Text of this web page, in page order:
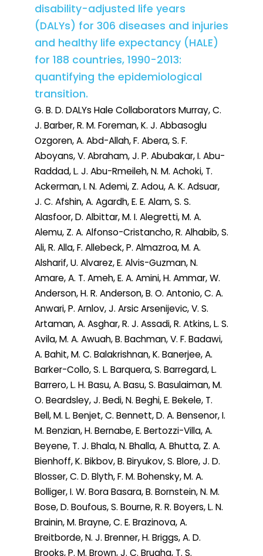
disability-adjusted life years
(DALYs) for 306 diseases and injuries
and healthy life expectancy (HALE)
for 188 countries, 1990-2013:
quantifying the epidemiological
transition.
G. B. D. DALYs Hale Collaborators Murray, C.
J. Barber, R. M. Foreman, K. J. Abbasoglu
Ozgoren, A. Abd-Allah, F. Abera, S. F.
Aboyans, V. Abraham, J. P. Abubakar, I. Abu-
Raddad, L. J. Abu-Rmeileh, N. M. Achoki, T.
Ackerman, I. N. Ademi, Z. Adou, A. K. Adsuar,
J. C. Afshin, A. Agardh, E. E. Alam, S. S.
Alasfoor, D. Albittar, M. I. Alegretti, M. A.
Alemu, Z. A. Alfonso-Cristancho, R. Alhabib, S.
Ali, R. Alla, F. Allebeck, P. Almazroa, M. A.
Alsharif, U. Alvarez, E. Alvis-Guzman, N.
Amare, A. T. Ameh, E. A. Amini, H. Ammar, W.
Anderson, H. R. Anderson, B. O. Antonio, C. A.
Anwari, P. Arnlov, J. Arsic Arsenijevic, V. S.
Artaman, A. Asghar, R. J. Assadi, R. Atkins, L. S.
Avila, M. A. Awuah, B. Bachman, V. F. Badawi,
A. Bahit, M. C. Balakrishnan, K. Banerjee, A.
Barker-Collo, S. L. Barquera, S. Barregard, L.
Barrero, L. H. Basu, A. Basu, S. Basulaiman, M.
O. Beardsley, J. Bedi, N. Beghi, E. Bekele, T.
Bell, M. L. Benjet, C. Bennett, D. A. Bensenor, I.
M. Benzian, H. Bernabe, E. Bertozzi-Villa, A.
Beyene, T. J. Bhala, N. Bhalla, A. Bhutta, Z. A.
Bienhoff, K. Bikbov, B. Biryukov, S. Blore, J. D.
Blosser, C. D. Blyth, F. M. Bohensky, M. A.
Bolliger, I. W. Bora Basara, B. Bornstein, N. M.
Bose, D. Boufous, S. Bourne, R. R. Boyers, L. N.
Brainin, M. Brayne, C. E. Brazinova, A.
Breitborde, N. J. Brenner, H. Briggs, A. D.
Brooks, P. M. Brown, J. C. Brugha, T. S.